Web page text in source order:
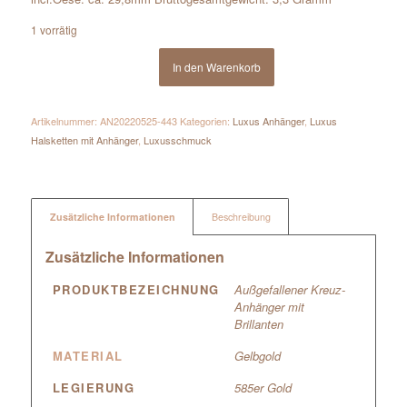
1 vorrätig
In den Warenkorb
Artikelnummer: AN20220525-443 Kategorien: Luxus Anhänger, Luxus
Halsketten mit Anhänger, Luxusschmuck
Zusätzliche Informationen Beschreibung
Zusätzliche Informationen
PRODUKTBEZEICHNUNG
Außgefallener Kreuz-
Anhänger mit
Brillanten
MATERIAL
Gelbgold
LEGIERUNG
585er Gold